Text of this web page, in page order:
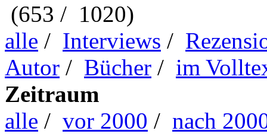
(653 / 1020)
alle / Interviews /
Autor / Bücher / im
Zeitraum
alle / vor 2000 / nach